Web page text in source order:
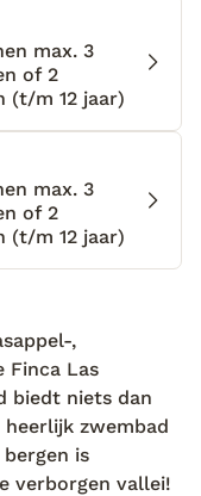
echte
uiterst sfeer- en
natuur van
het best
vallei te gaan
max. 3
of 2
(t/m 12 jaar)
max. 3
of 2
(t/m 12 jaar)
,
Finca Las
biedt niets dan
zwembad
is
verborgen vallei!